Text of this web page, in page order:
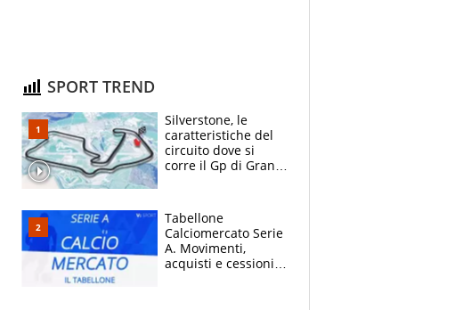
SPORT TREND
Silverstone, le
caratteristiche del
circuito dove si
corre il Gp di Gran
Tabellone
Calciomercato Serie
A. Movimenti,
acquisti e cessioni: